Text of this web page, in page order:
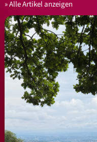
Alle Artikel anzeigen